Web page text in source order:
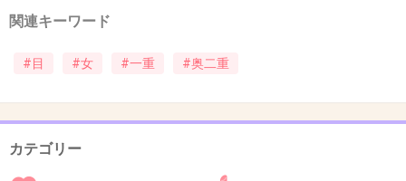
一方が二重で、もう一方が一重だからやだ
一重でも二重でもいいからどっちかにそろえてほしかった
関連キーワード
#目 #女 #一重 #奥二重
カテゴリー